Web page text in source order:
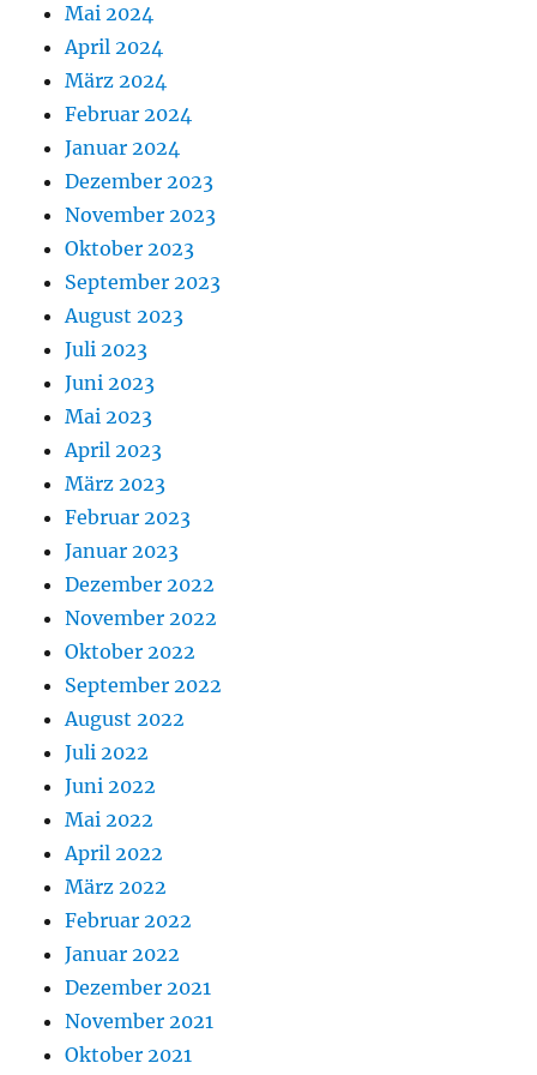
Mai 2024
April 2024
März 2024
Februar 2024
Januar 2024
Dezember 2023
November 2023
Oktober 2023
September 2023
August 2023
Juli 2023
Juni 2023
Mai 2023
April 2023
März 2023
Februar 2023
Januar 2023
Dezember 2022
November 2022
Oktober 2022
September 2022
August 2022
Juli 2022
Juni 2022
Mai 2022
April 2022
März 2022
Februar 2022
Januar 2022
Dezember 2021
November 2021
Oktober 2021